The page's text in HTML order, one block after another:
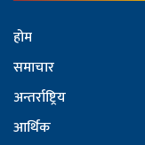
होम
समाचार
अन्तर्राष्ट्रिय
आर्थिक